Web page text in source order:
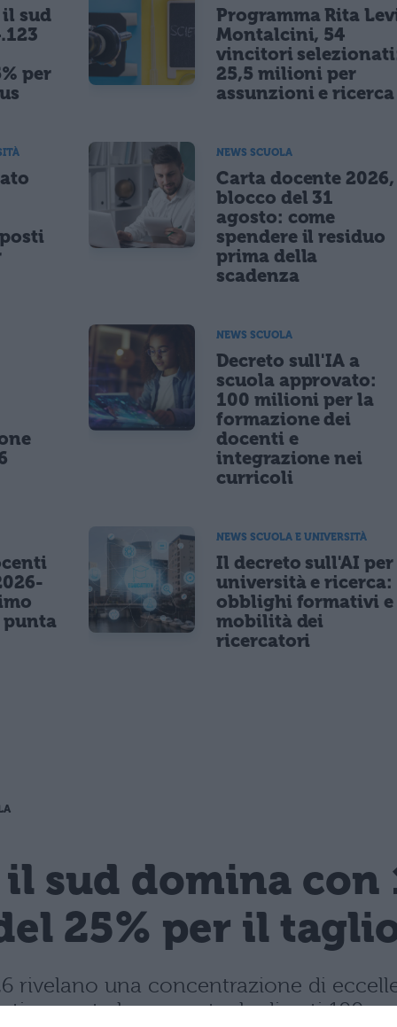
sud
per
Programma Rita
Montalcini, 54
vincitori
25,5 milioni per
assunzioni e ricerca
NEWS SCUOLA
Carta docente 2026,
blocco del 31
agosto: come
spendere il residuo
prima della
scadenza
NEWS SCUOLA
Decreto sull'IA a
scuola approvato:
100 milioni per la
formazione dei
docenti e
integrazione nei
curricoli
punta
NEWS SCUOLA E UNIVERSITÀ
Il decreto sull'AI per
università e ricerca:
obblighi formativi e
mobilità dei
ricercatori
sud domina con
25% per il
rivelano una concentrazione di
la percentuale di voti 100.